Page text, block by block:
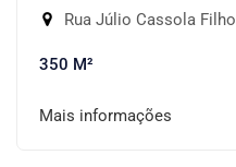
Rua Júlio Cassola
350 M²
Mais informações